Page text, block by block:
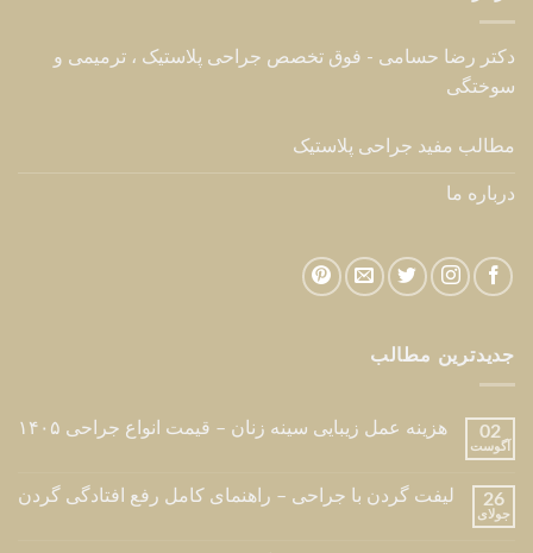
دکتر رضا حسامی - فوق تخصص جراحی پلاستیک ، ترمیمی و
سوختگی
مطالب مفید جراحی پلاستیک
درباره ما
جدیدترین مطالب
02
آگوست
هزینه عمل زیبایی سینه زنان – قیمت انواع جراحی ۱۴۰۵
26
جولای
لیفت گردن با جراحی – راهنمای کامل رفع افتادگی گردن